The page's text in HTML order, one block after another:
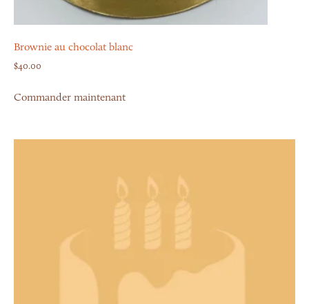
Brownie au chocolat blanc
$40.00
Commander maintenant